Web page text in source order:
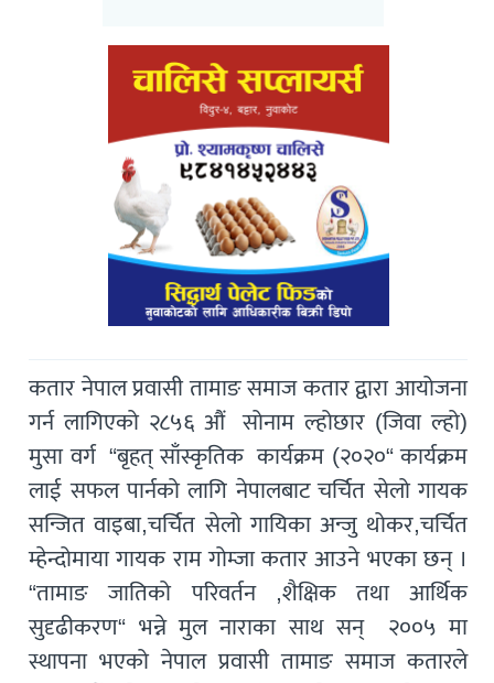
कतार नेपाल प्रवासी तामाङ समाज कतार द्वारा आयोजना
गर्न लागिएको २८५६ औं सोनाम ल्होछार (जिवा ल्हो)
मुसा वर्ग “बृहत् साँस्कृतिक कार्यक्रम (२०२०“ कार्यक्रम
लाई सफल पार्नको लागि नेपालबाट चर्चित सेलो गायक
सन्जित वाइबा,चर्चित सेलो गायिका अन्जु थोकर,चर्चित
म्हेन्दोमाया गायक राम गोम्जा कतार आउने भएका छन् ।
“तामाङ जातिको परिवर्तन ,शैक्षिक तथा आर्थिक
सुदृढीकरण“ भन्ने मुल नाराका साथ सन् २००५ मा
स्थापना भएको नेपाल प्रवासी तामाङ समाज कतारले